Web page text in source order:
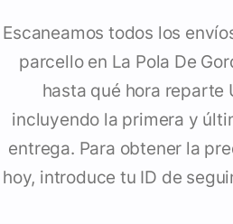
Escaneamos todos los
parcello en La Pola De
hasta qué hora reparte
incluyendo la primera y
entrega. Para obtener la
hoy, introduce tu ID de